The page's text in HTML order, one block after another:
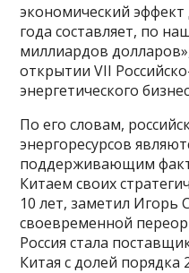
экономический эффект
года составляет, по
миллиардов
открытии VII
энергетического
По его словам,
энергоресурсов
поддерживающим
Китаем своих
10 лет, заметил Игорь
своевременной
Россия стала
Китая с долей порядка